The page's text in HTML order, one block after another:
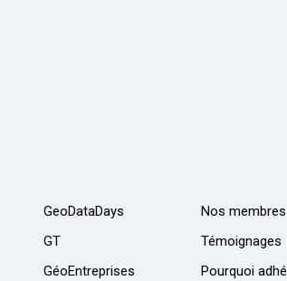
GeoDataDays
GT
GéoEntreprises
Nos membres
Témoignages
Pourquoi